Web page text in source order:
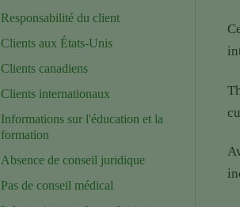
Responsabilité du client
Clients aux États-Unis
Clients canadiens
Clients internationaux
Informations sur l'éducation et la
formation
Absence de conseil juridique
Pas de conseil médical